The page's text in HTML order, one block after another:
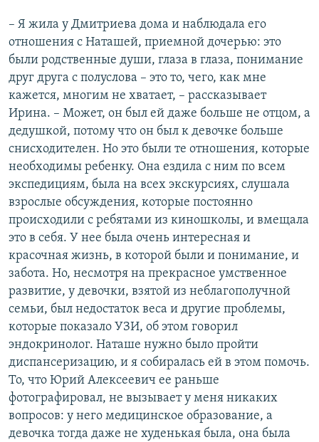
– Я жила у Дмитриева дома и наблюдала его
отношения с Наташей, приемной дочерью: это
были родственные души, глаза в глаза, понимание
друг друга с полуслова – это то, чего, как мне
кажется, многим не хватает, – рассказывает
Ирина. – Может, он был ей даже больше не отцом, а
дедушкой, потому что он был к девочке больше
снисходителен. Но это были те отношения, которые
необходимы ребенку. Она ездила с ним по всем
экспедициям, была на всех экскурсиях, слушала
взрослые обсуждения, которые постоянно
происходили с ребятами из киношколы, и вмещала
это в себя. У нее была очень интересная и
красочная жизнь, в которой были и понимание, и
забота. Но, несмотря на прекрасное умственное
развитие, у девочки, взятой из неблагополучной
семьи, был недостаток веса и другие проблемы,
которые показало УЗИ, об этом говорил
эндокринолог. Наташе нужно было пройти
диспансеризацию, и я собиралась ей в этом помочь.
То, что Юрий Алексеевич ее раньше
фотографировал, не вызывает у меня никаких
вопросов: у него медицинское образование, а
девочка тогда даже не худенькая была, она была